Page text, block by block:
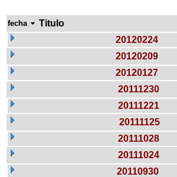
fecha Titulo
20120224
20120209
20120127
20111230
20111221
20111125
20111028
20111024
20110930